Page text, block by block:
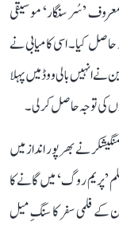
انہوں نے معروف ’سُر سنگار‘ موسیقی
حاصل کیا۔ اسی کامیابی نے
انہیں بالی ووڈ میں پہلا
کی توجہ حاصل کر لی۔
نے بھرپور انداز میں
’پریم روگ‘ میں گانے کا
کے فلمی سفر کا سنگِ میل